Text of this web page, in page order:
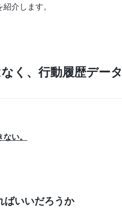
介します。
く、行動履歴デー
い。
いいだろうか